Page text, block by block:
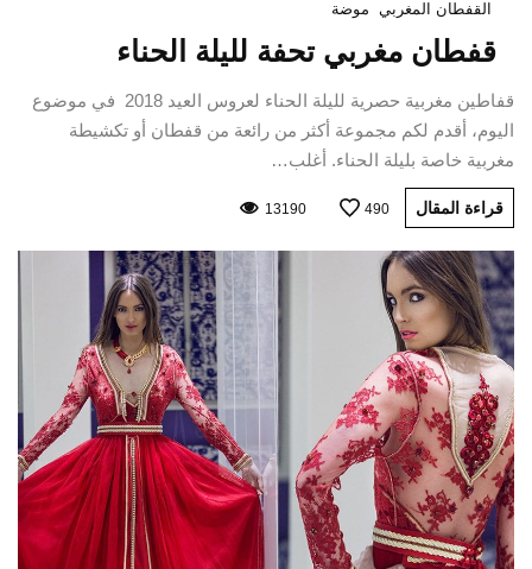
القفطان المغربي موضة
قفطان مغربي تحفة لليلة الحناء
قفاطين مغربية حصرية لليلة الحناء لعروس العيد 2018 في موضوع
اليوم، أقدم لكم مجموعة أكثر من رائعة من قفطان أو تكشيطة
مغربية خاصة بليلة الحناء. أغلب…
قراءة المقال 490
13190